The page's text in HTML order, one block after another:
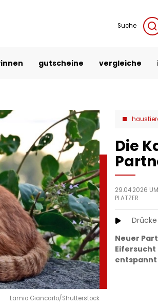
Suche
gutscheine vergleiche
Lamio Giancarlo/Shutterstock
Die
29.04.2026 UM
PLATZER
Neuer
Eifersucht